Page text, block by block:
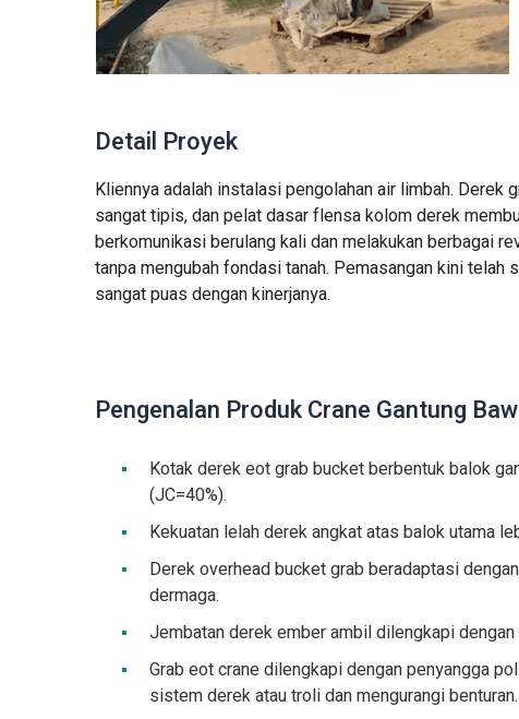
Detail Proyek
Kliennya adalah instalasi pengolahan air limbah.
sangat tipis, dan pelat dasar flensa kolom derek
berkomunikasi berulang kali dan melakukan berbagai
tanpa mengubah fondasi tanah. Pemasangan kini
sangat puas dengan kinerjanya.
Pengenalan Produk Crane Gantung
Kotak derek eot grab bucket berbentuk balok
(JC=40%).
Kekuatan lelah derek angkat atas balok utama
Derek overhead bucket grab beradaptasi
dermaga.
Jembatan derek ember ambil dilengkapi
Grab eot crane dilengkapi dengan penyangga
sistem derek atau troli dan mengurangi benturan.